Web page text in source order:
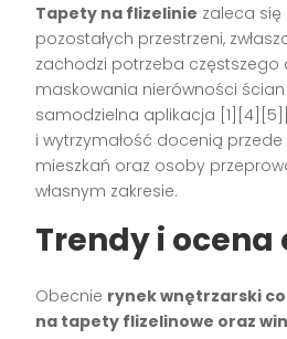
Tapety na flizelinie zaleca się
pozostałych przestrzeni,
zachodzi potrzeba częstszego
maskowania nierówności
samodzielna aplikacja
i wytrzymałość docenią przede
mieszkań oraz osoby
własnym zakresie.
Trendy i ocena
Obecnie rynek wnętrzarski
na tapety flizelinowe oraz